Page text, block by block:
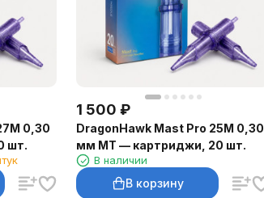
0,30
шт.
1 500 ₽
DragonHawk Mast Pro 25M 0,30
мм MT — картриджи, 20 шт.
В наличии
В корзину